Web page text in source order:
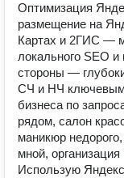
Оптимизация
размещение на
Картах и 2ГИС —
локального SEO
стороны —
СЧ и НЧ
бизнеса по
рядом, салон
маникюр
мной,
Использую